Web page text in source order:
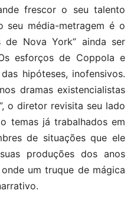
frescor o seu talento
seu média-metragem é o
de Nova York” ainda ser
esforços de Coppola e
hipóteses, inofensivos.
dramas existencialistas
o diretor revisita seu lado
temas já trabalhados em
de situações que ele
produções dos anos
um truque de mágica